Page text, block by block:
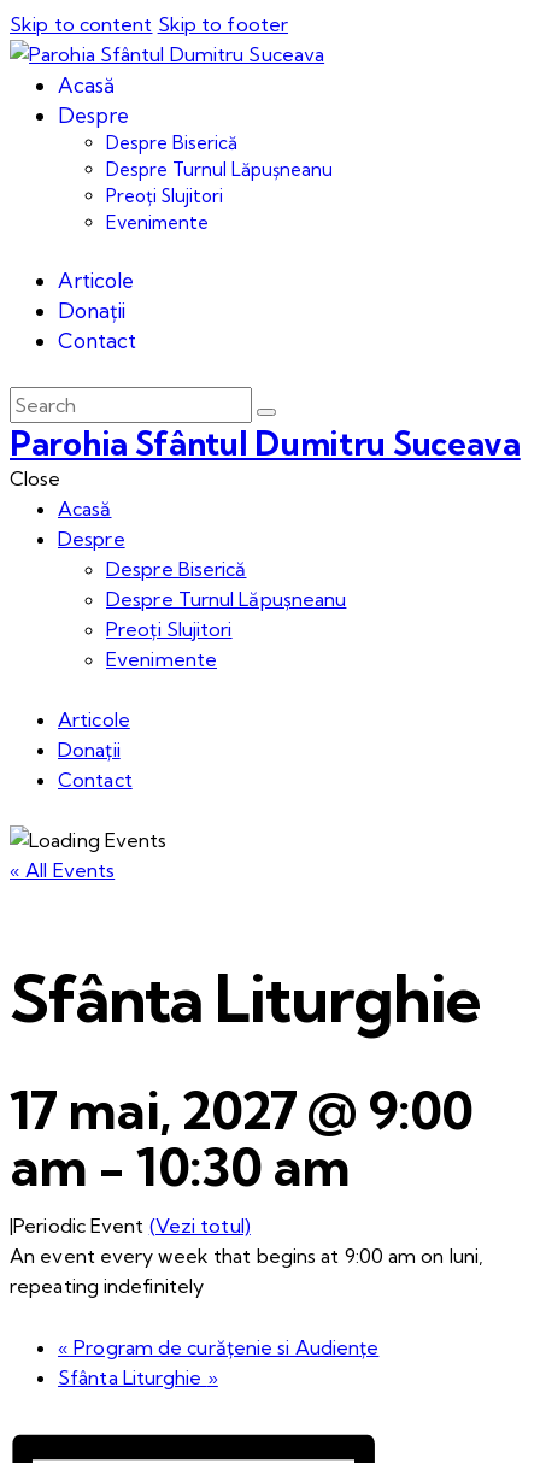
Skip to content Skip to footer
Acasă
Despre
Despre Biserică
Despre Turnul Lăpușneanu
Preoți Slujitori
Evenimente
Articole
Donații
Contact
Parohia Sfântul Dumitru Suceava
Close
Acasă
Despre
Despre Biserică
Despre Turnul Lăpușneanu
Preoți Slujitori
Evenimente
Articole
Donații
Contact
« All Events
Sfânta Liturghie
17 mai, 2027 @ 9:00
am - 10:30 am
|Periodic Event (Vezi totul)
An event every week that begins at 9:00 am on luni,
repeating indefinitely
« Program de curățenie si Audiențe
Sfânta Liturghie »